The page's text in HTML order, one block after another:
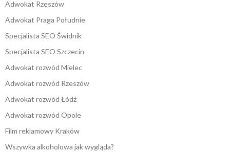
Adwokat Rzeszów
Adwokat Praga Południe
Specjalista SEO Świdnik
Specjalista SEO Szczecin
Adwokat rozwód Mielec
Adwokat rozwód Rzeszów
Adwokat rozwód Łódź
Adwokat rozwód Opole
Film reklamowy Kraków
Wszywka alkoholowa jak wygląda?